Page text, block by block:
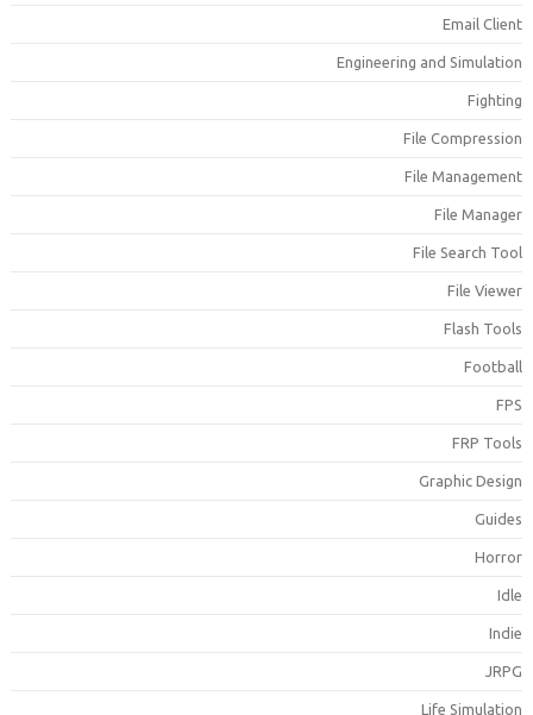
Email
Engineering and
File
File
File
File Search
File
Flash
FRP
Graphic
Life